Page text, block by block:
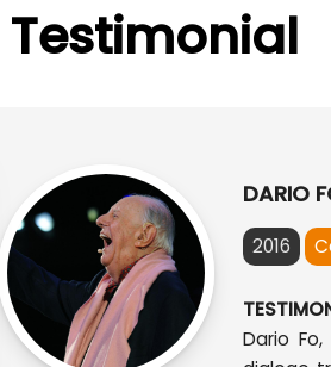
Testimonial
DARIO
2016
Dario